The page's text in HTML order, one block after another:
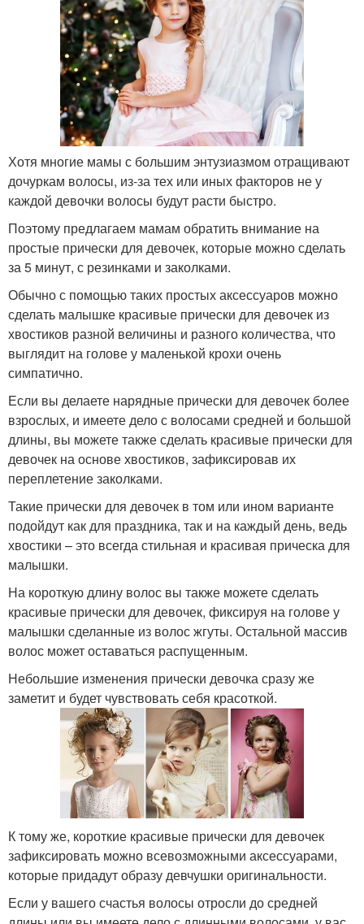
Хотя многие мамы с большим энтузиазмом отращивают
дочуркам волосы, из-за тех или иных факторов не у
каждой девочки волосы будут расти быстро.
Поэтому предлагаем мамам обратить внимание на
простые прически для девочек, которые можно сделать
за 5 минут, с резинками и заколками.
Обычно с помощью таких простых аксессуаров можно
сделать малышке красивые прически для девочек из
хвостиков разной величины и разного количества, что
выглядит на голове у маленькой крохи очень
симпатично.
Если вы делаете нарядные прически для девочек более
взрослых, и имеете дело с волосами средней и большой
длины, вы можете также сделать красивые прически для
девочек на основе хвостиков, зафиксировав их
переплетение заколками.
Такие прически для девочек в том или ином варианте
подойдут как для праздника, так и на каждый день, ведь
хвостики – это всегда стильная и красивая прическа для
малышки.
На короткую длину волос вы также можете сделать
красивые прически для девочек, фиксируя на голове у
малышки сделанные из волос жгуты. Остальной массив
волос может оставаться распущенным.
Небольшие изменения прически девочка сразу же
заметит и будет чувствовать себя красоткой.
К тому же, короткие красивые прически для девочек
зафиксировать можно всевозможными аксессуарами,
которые придадут образу девчушки оригинальности.
Если у вашего счастья волосы отросли до средней